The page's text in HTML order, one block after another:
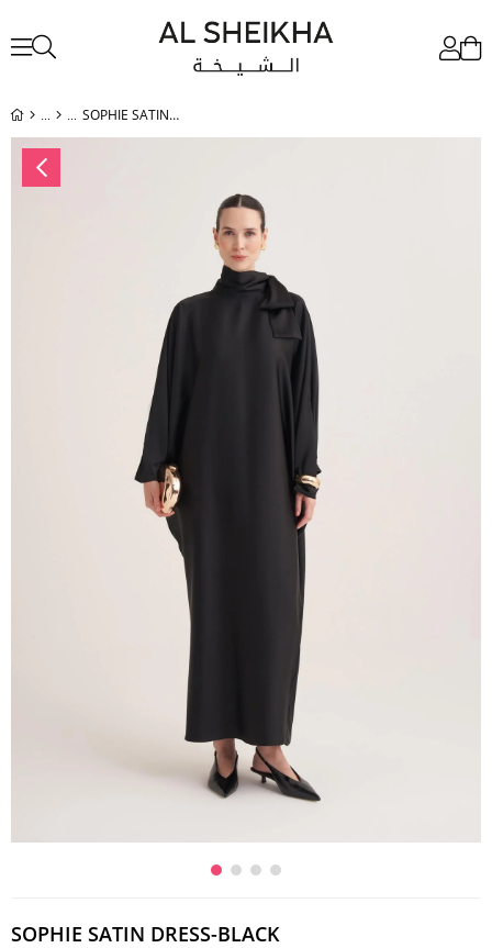
SOPHIE SATIN DRESS-BLACK
SOPHIE SATIN DRESS-BLACK